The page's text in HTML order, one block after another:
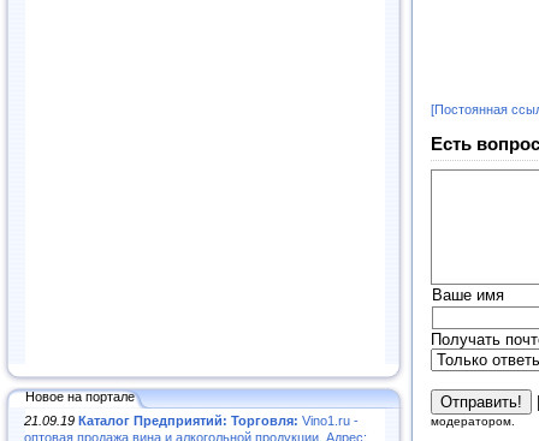
Новое на портале
21.09.19 Каталог Предприятий: Торговля: Vino1.ru -
оптовая продажа вина и алкогольной продукции. Адрес:
[Постоянная
Есть
Ваше имя
Получать
модератором.